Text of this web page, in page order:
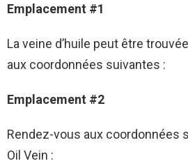
Emplacement #1
La veine d’huile peut être
aux coordonnées suivantes :
Emplacement #2
Rendez-vous aux coordonnées
Oil Vein :